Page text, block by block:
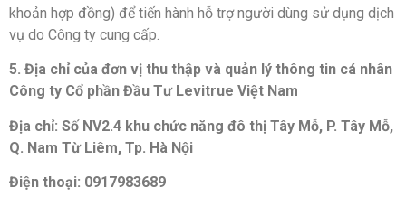
khoản hợp đồng) để tiến hành hỗ trợ người dùng sử dụng dịch
vụ do Công ty cung cấp.
5. Địa chỉ của đơn vị thu thập và quản lý thông tin cá nhân
Công ty Cổ phần Đầu Tư Levitrue Việt Nam
Địa chỉ: Số NV2.4 khu chức năng đô thị Tây Mỗ, P. Tây Mỗ,
Q. Nam Từ Liêm, Tp. Hà Nội
Điện thoại: 0917983689